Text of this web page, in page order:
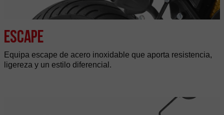
Escape
Equipa escape de acero inoxidable que aporta resistencia,
ligereza y un estilo diferencial.